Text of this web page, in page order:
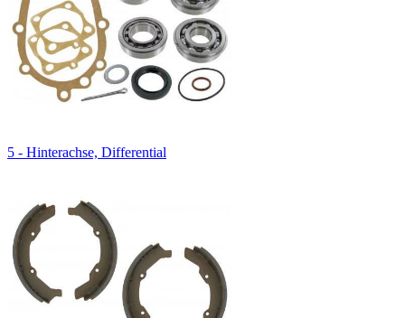
5 - Hinterachse, Differential